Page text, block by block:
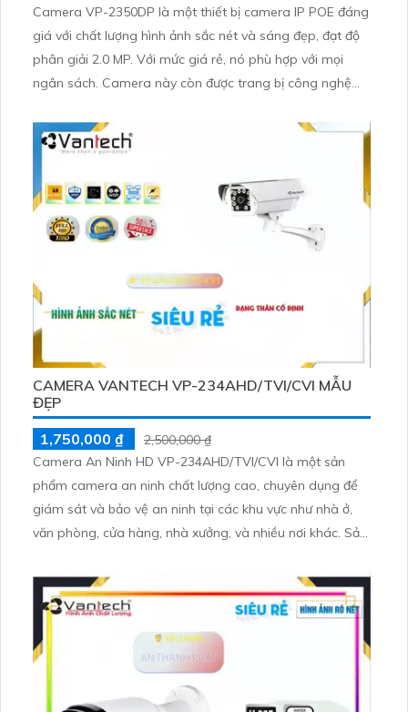
Camera VP-2350DP là một thiết bị camera IP POE đáng
giá với chất lượng hình ảnh sắc nét và sáng đẹp, đạt độ
phân giải 2.0 MP. Với mức giá rẻ, nó phù hợp với mọi
ngân sách. Camera này còn được trang bị công nghệ
tới 30m, đồng thời có khả năng xoay 360 độ, phù hợp để
lắp đặt ở những không gian rộng
CAMERA VANTECH VP-234AHD/TVI/CVI MẪU
ĐẸP
1,750,000 ₫
2,500,000 ₫
Camera An Ninh HD VP-234AHD/TVI/CVI là một sản
phẩm camera an ninh chất lượng cao, chuyên dụng để
giám sát và bảo vệ an ninh tại các khu vực như nhà ở,
văn phòng, cửa hàng, nhà xưởng, và nhiều nơi khác. Sản
ghi lại hình ảnh sắc nét với độ phân giải cao. Thiết kế nhỏ
gọn và dễ dàng lắp đặt, phù hợp với nhiều không gian